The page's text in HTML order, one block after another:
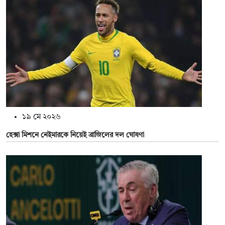
১৯ মে ২০২৬
হেক্সা মিশনে নেইমারকে নিয়েই ব্রাজিলের দল ঘোষণা